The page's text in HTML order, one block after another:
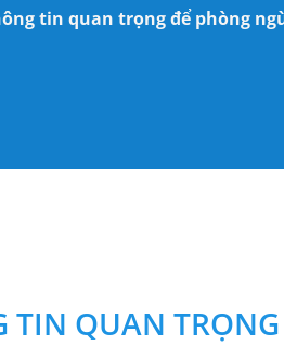
tin quan trọng để phòng
TIN QUAN